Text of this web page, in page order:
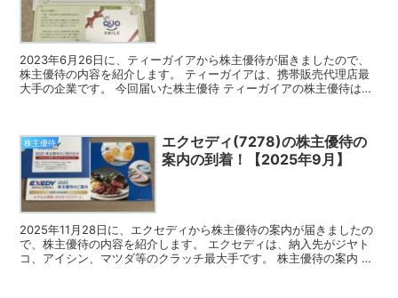
2023年6月26日に、ティーガイアから株主優待が届きましたので、
株主優待の内容を紹介します。 ティーガイアは、携帯販売代理店最
大手の企業です。 今回届いた株主優待 ティーガイアの株主優待は、
株主優待
エクセディ(7278)の株主優待の
案内の到着！【2025年9月】
2025年11月28日に、エクセディから株主優待の案内が届きましたの
で、株主優待の内容を紹介します。 エクセディは、納入先がジヤト
コ、アイシン、マツダ等のクラッチ最大手です。 株主優待の案内 エ